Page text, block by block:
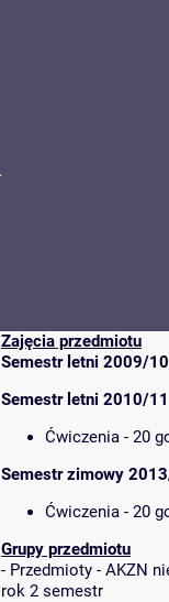
Zajęcia przedmiotu
Semestr letni 2009/10
Semestr letni 2010/11
Ćwiczenia - 20
Semestr zimowy
Ćwiczenia - 20
Grupy przedmiotu
- Przedmioty - AKZN
rok 2 semestr